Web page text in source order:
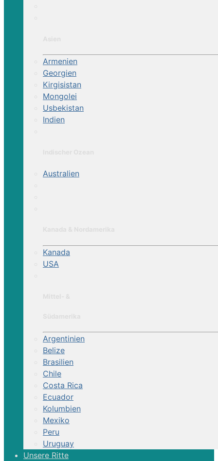
Armenien
Georgien
Kirgisistan
Mongolei
Usbekistan
Indien
Australien
Kanada
USA
Argentinien
Belize
Brasilien
Chile
Costa Rica
Ecuador
Kolumbien
Mexiko
Peru
Uruguay
Unsere Ritte